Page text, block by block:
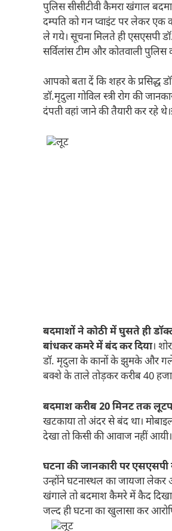
पुलिस सीसीटीवी कैमरा खंगाल
दम्पति को गन प्वाइंट पर लेकर
ले गये। सूचना मिलते ही एसएसपी
सर्विलांस टीम और कोतवाली पुलिस
आपको बता दें कि शहर के प्रसिद्ध
डॉ.मृदुला गोविल स्त्री रोग की
दंपती वहां जाने की तैयारी कर रहे
बदमाशों ने कोठी में घुसते ही
बांधकर कमरे में बंद कर दिया।
डॉ. मृदुला के कानों के झुमके और गले
बक्शे के ताले तोड़कर करीब 40
बदमाश करीब 20 मिनट तक
खटकाया तो अंदर से बंद था।
देखा तो किसी की आवाज नहीं
घटना की जानकारी पर
उन्होंने घटनास्थल का जायजा लेकर
खंगाले तो बदमाश कैमरे में कैद
जल्द ही घटना का खुलासा कर